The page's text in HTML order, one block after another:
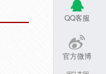
QQ客服
官方微博